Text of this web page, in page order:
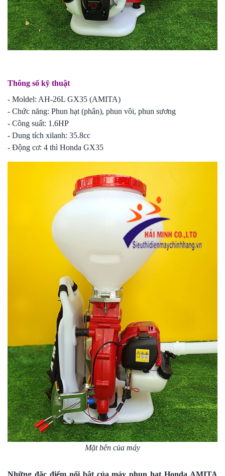
Thông số kỹ thuật
- Moldel: AH-26L GX35 (AMITA)
- Chức năng: Phun hạt (phân), phun vôi, phun sương
- Công suất: 1.6HP
- Dung tích xilanh: 35.8cc
- Động cơ: 4 thì Honda GX35
Mặt bên của máy
Những đặc điểm nổi bật của máy phun hạt Honda AMITA